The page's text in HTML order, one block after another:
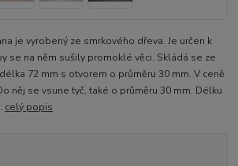
je vyrobený ze smrkového dřeva. Je určen k
se na něm sušily promoklé věci. Skládá se ze
72 mm s otvorem o průměru 30 mm. V ceně
něj se vsune tyč, také o průměru 30 mm. Délku
celý popis